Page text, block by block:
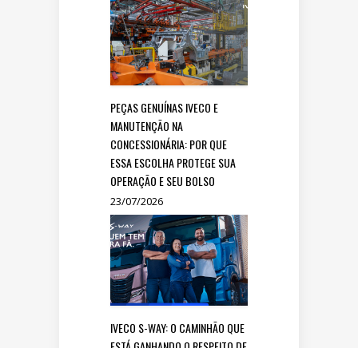
PEÇAS GENUÍNAS IVECO E
MANUTENÇÃO NA
CONCESSIONÁRIA: POR QUE
ESSA ESCOLHA PROTEGE SUA
OPERAÇÃO E SEU BOLSO
23/07/2026
IVECO S-WAY: O CAMINHÃO QUE